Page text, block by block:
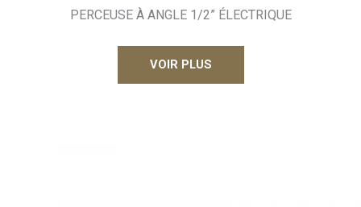
PERCEUSE À ANGLE 1/2” ÉLECTRIQUE
VOIR PLUS